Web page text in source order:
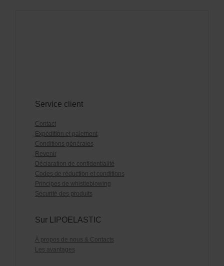
Service client
Contact
Expédition et paiement
Conditions générales
Revenir
Déclaration de confidentialité
Codes de réduction et conditions
Principes de whistleblowing
Sécurité des produits
Sur LIPOELASTIC
À propos de nous & Contacts
Les avantages